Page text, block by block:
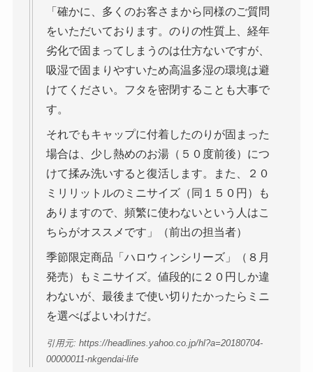
「確かに、多くのお客さまから同様のご質問
をいただいております。のりの性質上、経年
劣化で固まってしまうのは仕方ないですが、
吸湿で固まりやすいため高温多湿の環境は避
けてください。フタを密閉することも大事で
す。
それでもキャップに付着したのりが固まった
場合は、少し熱めのお湯（５０度前後）につ
けて揉み洗いすると復活します。また、２０
ミリリットルのミニサイズ（同１５０円）も
ありますので、頻繁に使わないという人はこ
ちらがオススメです」（前出の担当者）
季節限定商品「ハロウィンシリーズ」（８月
発売）もミニサイズ。値段的に２０円しか違
わないが、最後まで使い切りたかったらミニ
を選べばよいわけだ。
引用元: https://headlines.yahoo.co.jp/hl?a=20180704-
00000011-nkgendai-life